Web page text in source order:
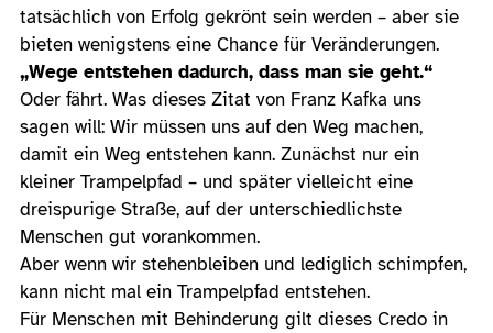
tatsächlich von Erfolg gekrönt sein werden – aber sie
bieten wenigstens eine Chance für Veränderungen.
„Wege entstehen dadurch, dass man sie geht.“
Oder fährt. Was dieses Zitat von Franz Kafka uns
sagen will: Wir müssen uns auf den Weg machen,
damit ein Weg entstehen kann. Zunächst nur ein
kleiner Trampelpfad – und später vielleicht eine
dreispurige Straße, auf der unterschiedlichste
Menschen gut vorankommen.
Aber wenn wir stehenbleiben und lediglich schimpfen,
kann nicht mal ein Trampelpfad entstehen.
Für Menschen mit Behinderung gilt dieses Credo in